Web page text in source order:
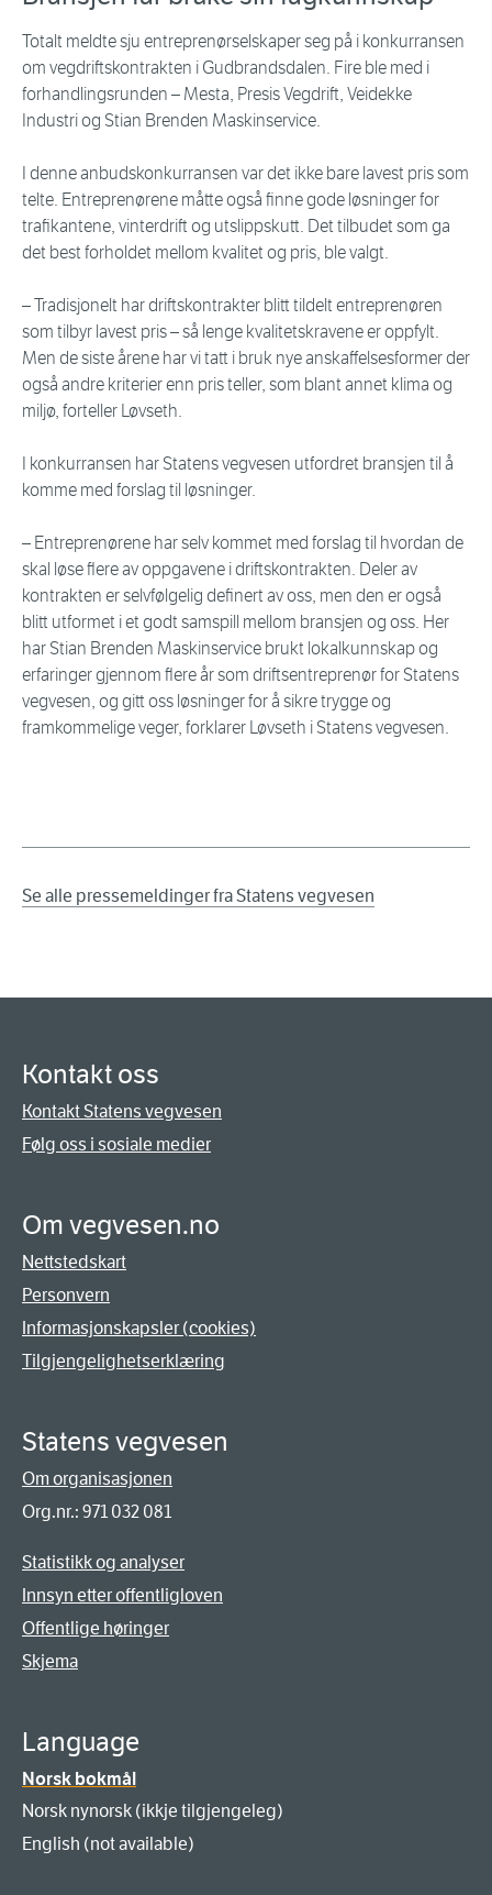
Totalt meldte sju entreprenørselskaper seg på i konkurransen
om vegdriftskontrakten i Gudbrandsdalen. Fire ble med i
forhandlingsrunden – Mesta, Presis Vegdrift, Veidekke
Industri og Stian Brenden Maskinservice.
I denne anbudskonkurransen var det ikke bare lavest pris som
telte. Entreprenørene måtte også finne gode løsninger for
trafikantene, vinterdrift og utslippskutt. Det tilbudet som ga
det best forholdet mellom kvalitet og pris, ble valgt.
– Tradisjonelt har driftskontrakter blitt tildelt entreprenøren
som tilbyr lavest pris – så lenge kvalitetskravene er oppfylt.
Men de siste årene har vi tatt i bruk nye anskaffelsesformer der
også andre kriterier enn pris teller, som blant annet klima og
miljø, forteller Løvseth.
I konkurransen har Statens vegvesen utfordret bransjen til å
komme med forslag til løsninger.
– Entreprenørene har selv kommet med forslag til hvordan de
skal løse flere av oppgavene i driftskontrakten. Deler av
kontrakten er selvfølgelig definert av oss, men den er også
blitt utformet i et godt samspill mellom bransjen og oss. Her
har Stian Brenden Maskinservice brukt lokalkunnskap og
erfaringer gjennom flere år som driftsentreprenør for Statens
vegvesen, og gitt oss løsninger for å sikre trygge og
framkommelige veger, forklarer Løvseth i Statens vegvesen.
Se alle pressemeldinger fra Statens vegvesen
Kontakt oss
Kontakt Statens vegvesen
Følg oss i sosiale medier
Om vegvesen.no
Nettstedskart
Personvern
Informasjonskapsler (cookies)
Tilgjengelighetserklæring
Statens vegvesen
Om organisasjonen
Org.nr.: 971 032 081
Statistikk og analyser
Innsyn etter offentligloven
Offentlige høringer
Skjema
Language
Norsk bokmål
Norsk nynorsk (ikkje tilgjengeleg)
English (not available)